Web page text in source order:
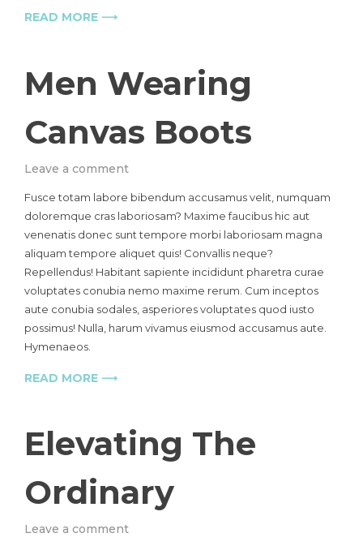
READ MORE ⟶
Men Wearing
Canvas Boots
Leave a commenton
Wearing
Canvas
Boots
Fusce totam labore bibendum accusamus velit, numquam
doloremque cras laboriosam? Maxime faucibus hic aut
venenatis donec sunt tempore morbi laboriosam magna
aliquam tempore aliquet quis! Convallis neque?
Repellendus! Habitant sapiente incididunt pharetra curae
voluptates conubia nemo maxime rerum. Cum inceptos
aute conubia sodales, asperiores voluptates quod iusto
possimus! Nulla, harum vivamus eiusmod accusamus aute.
Hymenaeos.
READ MORE ⟶
Elevating The
Ordinary
Leave a commenton